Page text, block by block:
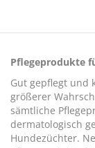
Pflegeprodukte
Gut gepflegt und
größerer
sämtliche
dermatologisch
Hundezüchter.